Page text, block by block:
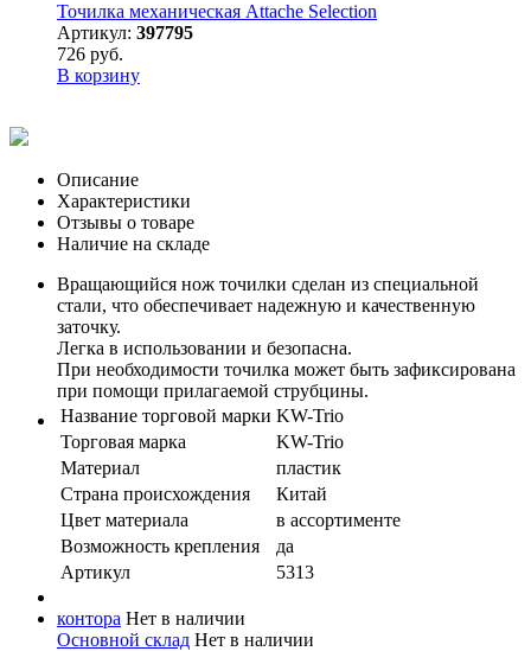
Точилка механическая Attache Selection
Артикул: 397795
726 руб.
В корзину
Описание
Характеристики
Отзывы о товаре
Наличие на складе
Вращающийся нож точилки сделан из специальной
стали, что обеспечивает надежную и качественную
заточку.
Легка в использовании и безопасна.
При необходимости точилка может быть зафиксирована
при помощи прилагаемой струбцины.
Название торговой марки KW-Trio
Торговая марка
KW-Trio
Материал
пластик
Страна происхождения
Китай
Цвет материала
в ассортименте
Возможность крепления
да
Артикул
5313
контора Нет в наличии
Основной склад Нет в наличии